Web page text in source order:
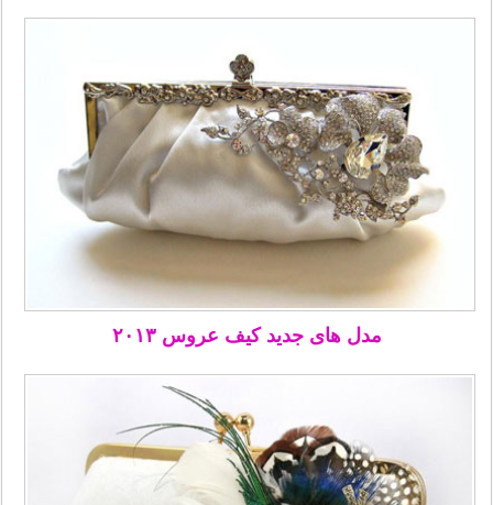
مدل های جدید کیف عروس ۲۰۱۳